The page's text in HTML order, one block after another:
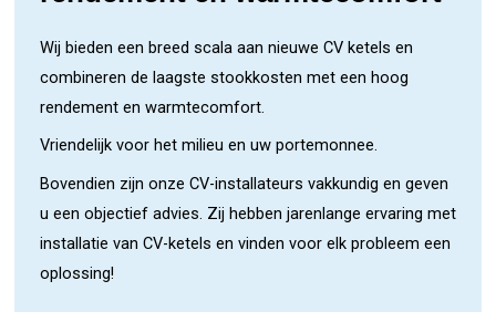
Wij bieden een breed scala aan nieuwe CV ketels en
combineren de laagste stookkosten met een hoog
rendement en warmtecomfort.
Vriendelijk voor het milieu en uw portemonnee.
Bovendien zijn onze CV-installateurs vakkundig en geven
u een objectief advies. Zij hebben jarenlange ervaring met
installatie van CV-ketels en vinden voor elk probleem een
oplossing!